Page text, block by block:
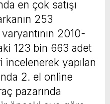
en çok satışı
253
2010-
123 bin 663 adet
yapılan
2. el online
pazarında